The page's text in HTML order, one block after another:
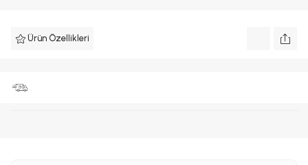
Ürün Özellikleri